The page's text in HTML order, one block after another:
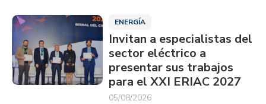
ENERGÍA
Invitan a especialistas del
sector eléctrico a
presentar sus trabajos
para el XXI ERIAC 2027
05/08/2026